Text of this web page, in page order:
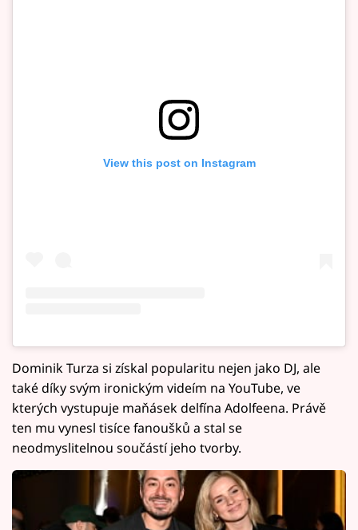
View this post on Instagram
Dominik Turza si získal popularitu nejen jako DJ, ale
také díky svým ironickým videím na YouTube, ve
kterých vystupuje maňásek delfína Adolfeena. Právě
ten mu vynesl tisíce fanoušků a stal se
neodmyslitelnou součástí jeho tvorby.